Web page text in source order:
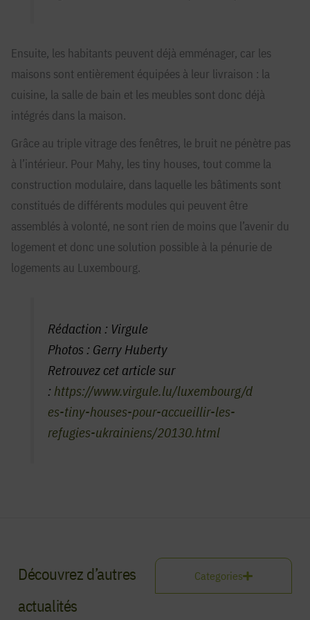
Ensuite, les habitants peuvent déjà emménager, car les
maisons sont entièrement équipées à leur livraison : la
cuisine, la salle de bain et les meubles sont donc déjà
intégrés dans la maison.
Grâce au triple vitrage des fenêtres, le bruit ne pénètre pas
à l’intérieur. Pour Mahy, les tiny houses, tout comme la
construction modulaire, dans laquelle les bâtiments sont
constitués de différents modules qui peuvent être
assemblés à volonté, ne sont rien de moins que l’avenir du
logement et donc une solution possible à la pénurie de
logements au Luxembourg.
Rédaction : Virgule
Photos : Gerry Huberty
Retrouvez cet article sur
:https://www.virgule.lu/luxembourg/d
es-tiny-houses-pour-accueillir-les-
refugies-ukrainiens/20130.html
Découvrez d’autres
actualités
Categories